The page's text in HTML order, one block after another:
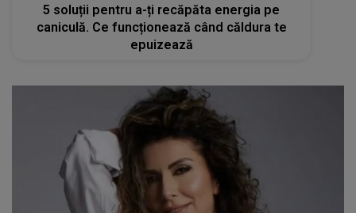
5 soluții pentru a-ți recăpăta energia pe
caniculă. Ce funcționează când căldura te
epuizează